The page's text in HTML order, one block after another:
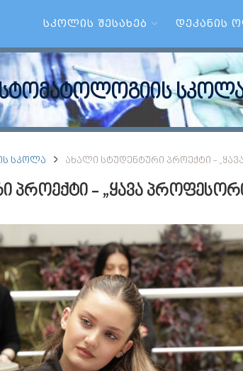
ᲡᲙᲝᲚᲘᲡ ᲨᲔᲡᲐᲮᲔᲑ ᲓᲔᲙᲐᲜᲘᲡ
ᲡᲙᲝᲚᲐ ᲐᲮᲐᲚᲘ ᲡᲢᲣᲓᲔᲜᲢᲣᲠᲘ ᲞᲠᲝᲔᲥᲢᲘ -
პროექტი - „ყავა